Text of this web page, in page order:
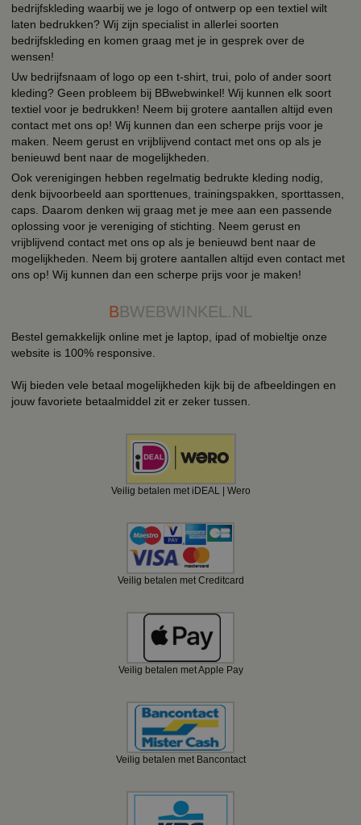
bedrijfskleding waarbij we je logo of ontwerp op een textiel wilt
laten bedrukken? Wij zijn specialist in allerlei soorten
bedrijfskleding en komen graag met je in gesprek over de
wensen!
Uw bedrijfsnaam of logo op een t-shirt, trui, polo of ander soort
kleding? Geen probleem bij BBwebwinkel! Wij kunnen elk soort
textiel voor je bedrukken! Neem bij grotere aantallen altijd even
contact met ons op! Wij kunnen dan een scherpe prijs voor je
maken. Neem gerust en vrijblijvend contact met ons op als je
benieuwd bent naar de mogelijkheden.
Ook verenigingen hebben regelmatig bedrukte kleding nodig,
denk bijvoorbeeld aan sporttenues, trainingspakken, sporttassen,
caps. Daarom denken wij graag met je mee aan een passende
oplossing voor je vereniging of stichting. Neem gerust en
vrijblijvend contact met ons op als je benieuwd bent naar de
mogelijkheden. Neem bij grotere aantallen altijd even contact met
ons op! Wij kunnen dan een scherpe prijs voor je maken!
BBWEBWINKEL.NL
Bestel gemakkelijk online met je laptop, ipad of mobieltje onze
website is 100% responsive.
Wij bieden vele betaal mogelijkheden kijk bij de afbeeldingen en
jouw favoriete betaalmiddel zit er zeker tussen.
Veilig betalen met iDEAL | Wero
Veilig betalen met Creditcard
Veilig betalen met Apple Pay
Veilig betalen met Bancontact